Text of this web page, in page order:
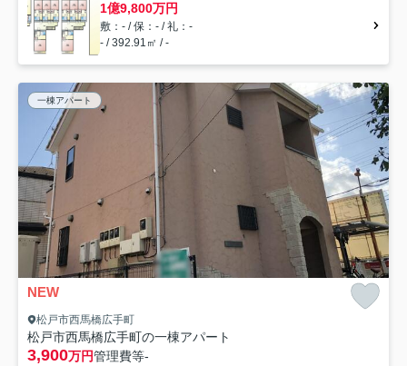
1億9,800万円
敷：- / 保：- / 礼：-
- / 392.91㎡ / -
一棟アパート
NEW
松戸市西馬橋広手町
松戸市西馬橋広手町の一棟アパート
3,900万円管理費等-